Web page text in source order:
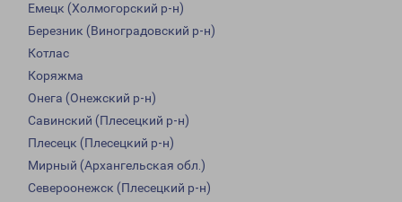
Емецк (Холмогорский р-н)
Березник (Виноградовский р-н)
Котлас
Коряжма
Онега (Онежский р-н)
Савинский (Плесецкий р-н)
Плесецк (Плесецкий р-н)
Мирный (Архангельская обл.)
Североонежск (Плесецкий р-н)